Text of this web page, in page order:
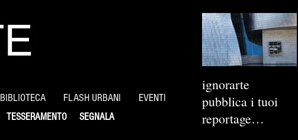
BIBLIOTECA FLASH URBANI EVENTI
SEGNALA
TESSERAMENTO
ignorarte
pubblica i tuoi
reportage